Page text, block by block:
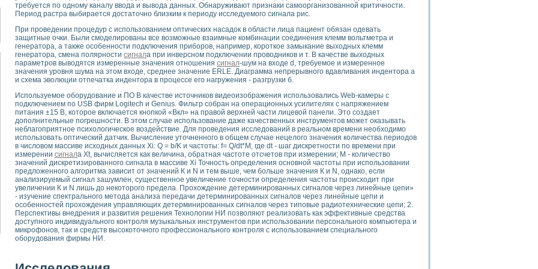
математического моделирования сверхширокополосного стробоскопического осциллографа и исследования методов расширения его полосы
измерителя ВАХ фотоэлементов на базе виртуальных средств измерений
генератора сигналов - имитатора джиттера и измерителя параметров джиттера
исследование линейных антенн и антенных решеток в учебной лаборатории средствами LabVIEW
модуля с высоким разрешением для создания SPICE- модели импульсного сигнала
радиолокационного сигнала и его FFT анализ в программной среде Lab VIEW 7.1
уравнений состояния для исследования переходных процессов в среде LabVIEW
для устройства сбора данных NI USB-6009
стенда для измерения относительного остаточного электросопротивления (RRR) сверхпроводников
построения картины возбуждения комбинационных колебаний в пространстве Ван Дер Поля
показателей качества электрической энергии
источником питания PSP 2010 фирмы GW INSTEK
амперных характеристик солнечных модулей на базе USB-6008
, фемто-, биотехнологии и мехатроника
по измерению временных характеристик реверсивных сред
комплекс на базе LabVIEW для исследования наноструктур
и оптимизации тепловой обработки биопродуктов с применением современных информационных технологий и программных средств
функциональных возможностей алгоритма полигармонической экстраполяции
экономичного виртуального полярографа на основе платы USB 6008 в среде LabVIEW
макрочастиц в упорядоченных плазменно-пылевых структурах
диагностики крови
дисперсных продуктов при обработке возмущениями давления
экспериментальной физики на примере выдающихся экспериментов: самоорганизованная критичность
требуется по одному каналу ввода и вывода данных. Обнаруживают признаки самоорганизованной критичности.
Период растра выбирается достаточно близким к периоду исследуемого сигнала рис.
При проведении процедур с использованием оптических насадок в области лица пациент обязан одевать
защитные очки. Были смоделированы все возможные взаимные комбинации соединения клемм вольтметра и
генератора, а также особенности подключения приборов, например, короткое замыкание выходных клемм
генератора, смена полярности сигнала при инверсном подключении проводников и т. В качестве выходных
параметров выводятся измеренные значения отношения сигнал-шум на входе d, требуемое и измеренное
значения уровня шума на этом входе, среднее значение ERLE. Диаграмма непрерывного вдавливания индентора а
и схема эволюции отпечатка индентора в процессе его нагружения - разгрузки б.
Используемое оборудование и ПО В качестве источников видеоизображения использовались Web-камеры с
подключением по USB фирм Logitech и Genius. Фильтр собран на операционных усилителях с напряжением
питания ±15 В, которое включается кнопкой «Вкл» на правой верхней части лицевой панели. Это создает
дополнительные погрешности. В этом случае использование даже качественных инструментов может оказывать
неблагоприятное психологическое воздействие. Для проведения исследований в реальном времени необходимо
использовать оптический датчик. Вычисление уточненного в общем случае нецелого значения количества периодов
в числовом массиве исходных данных Xi: Q = b/K и частоты: f= Q/dt*M, где dt - шаг дискретности по времени при
измерении сигнала Xt, вычисляется как величина, обратная частоте отсчетов при измерении; М - количество
значений дискретизированного сигнала в массиве Xi Точность определения основной частоты при использовании
предложенного алгоритма зависит от значений К и N и тем выше, чем больше значения К и N, однако, если
анализируемый сигнал зашумлен, существенное увеличение точности определения частоты происходит при
увеличении К и N лишь до некоторого предела. Прохождение детерминированных сигналов через линейные цепи»
- изучение спектрального метода анализа передачи детерминированных сигналов через линейные цепи и
особенностей прохождения управляющих детерминированных сигналов через типовые радиотехнические цепи; 2.
Перспективы внедрения и развития решения Технологии НИ позволяют реализовать как эффективные средства
доступного индивидуального контроля музыкальных инструментов при использовании персонального компьютера и
микрофонов, так и средств высокоточного профессионального контроля с использованием специального
оборудования фирмы НИ.